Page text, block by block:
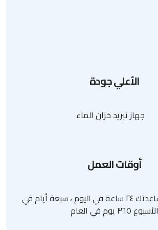
الأعلي جودة
أوقات العمل
دعمنا متاح لمساعدتك ٢٤ ساعة في اليوم ، سبعة أيام في
الأسبوع ٣٦٥ يوم في العام